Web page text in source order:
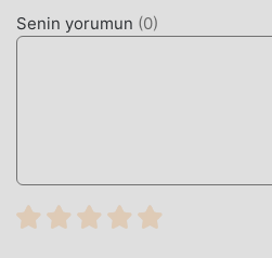
ŞIMDI İNDIRIN
ücretsiz popüler mod uygulaması
duruyorsun, hemen indir!
Senin yorumun (0)